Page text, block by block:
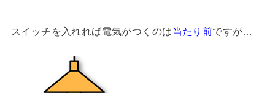
スイッチを入れれば電気がつくのは当たり前ですが…